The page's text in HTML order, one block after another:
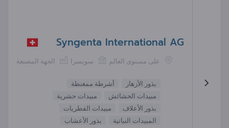
Syngenta International AG
الجهة المصنعة سويسرا على مستوى العالم
بذور الأزهار
أشرطة ممغنطة
مبيدات الحشائش
مبيدات حشرية
بذور الأعلاف
مبيدات الفطريات
المبيدات النباتية
بذور الأعشاب